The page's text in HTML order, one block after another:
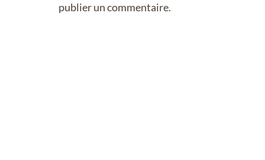
publier un commentaire.